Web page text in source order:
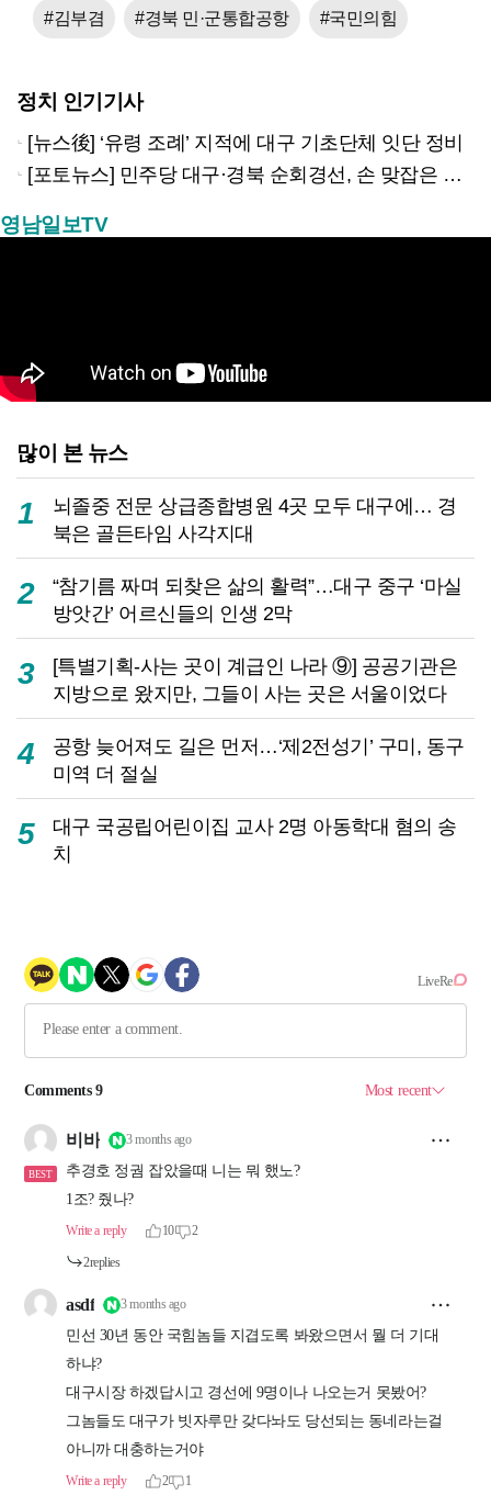
#김부겸 #경북 민·군통합공항 #국민의힘
정치 인기기사
[뉴스後] ‘유령 조례’ 지적에 대구 기초단체 잇단 정비
[포토뉴스] 민주당 대구·경북 순회경선, 손 맞잡은 당대표 후보들
영남일보TV
많이 본 뉴스
1
뇌졸중 전문 상급종합병원 4곳 모두 대구에… 경
북은 골든타임 사각지대
2
“참기름 짜며 되찾은 삶의 활력”…대구 중구 ‘마실
방앗간’ 어르신들의 인생 2막
3
[특별기획-사는 곳이 계급인 나라 ⑨] 공공기관은
지방으로 왔지만, 그들이 사는 곳은 서울이었다
4
공항 늦어져도 길은 먼저…‘제2전성기’ 구미, 동구
미역 더 절실
5
대구 국공립어린이집 교사 2명 아동학대 혐의 송
치